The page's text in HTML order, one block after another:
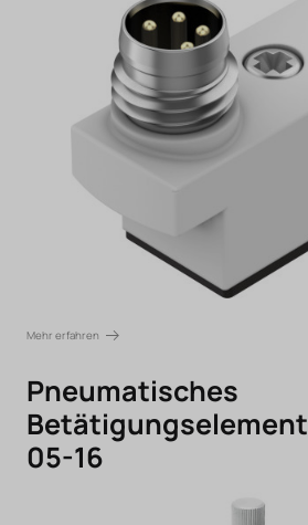
Mehr erfahren
Pneumatisches
05-16